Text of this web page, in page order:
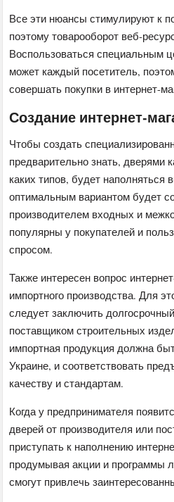
Все эти нюансы стимулируют к
поэтому товарооборот веб-
Воспользоваться специальным
может каждый посетитель,
совершать покупки в интернет-
Создание интернет-
Чтобы создать
предварительно знать, дверями
каких типов, будет наполняться
оптимальным вариантом будет
производителем входных и
популярны у покупателей и
спросом.
Также интересен вопрос
импортного производства. Для
следует заключить
поставщиком строительных
импортная продукция должна
Украине, и соответствовать
качеству и стандартам.
Когда у предпринимателя
дверей от производителя или
приступать к наполнению
продумывая акции и программы
смогут привлечь